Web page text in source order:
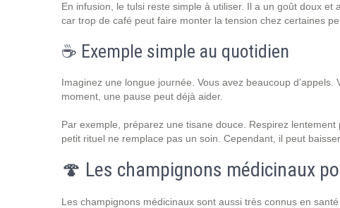
En infusion, le tulsi reste simple à utiliser. Il a un goût doux et
car trop de café peut faire monter la tension chez certaines
☕ Exemple simple au quotidien
Imaginez une longue journée. Vous avez beaucoup
moment, une pause peut déjà aider.
Par exemple, préparez une tisane douce. Respirez
petit rituel ne remplace pas un soin. Cependant, il peut
🍄 Les champignons médicinaux
Les champignons médicinaux sont aussi très connus en